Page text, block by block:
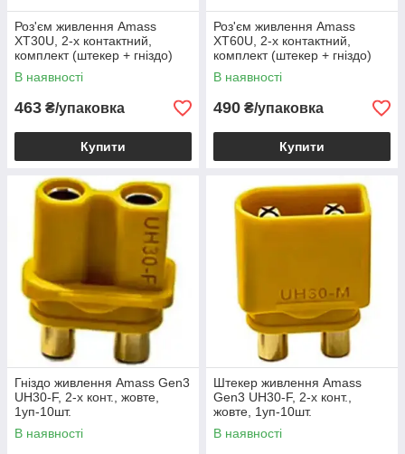
Роз'єм живлення Amass
XT30U, 2-х контактний,
комплект (штекер + гніздо)
жовтий, 1уп-10шт
В наявності
463 ₴/упаковка
Купити
Роз'єм живлення Amass
XT60U, 2-х контактний,
комплект (штекер + гніздо)
жовтий, 1уп-10шт
В наявності
490 ₴/упаковка
Купити
Гніздо живлення Amass Gen3
UH30-F, 2-х конт., жовте,
1уп-10шт.
В наявності
Штекер живлення Amass
Gen3 UH30-F, 2-х конт.,
жовте, 1уп-10шт.
В наявності